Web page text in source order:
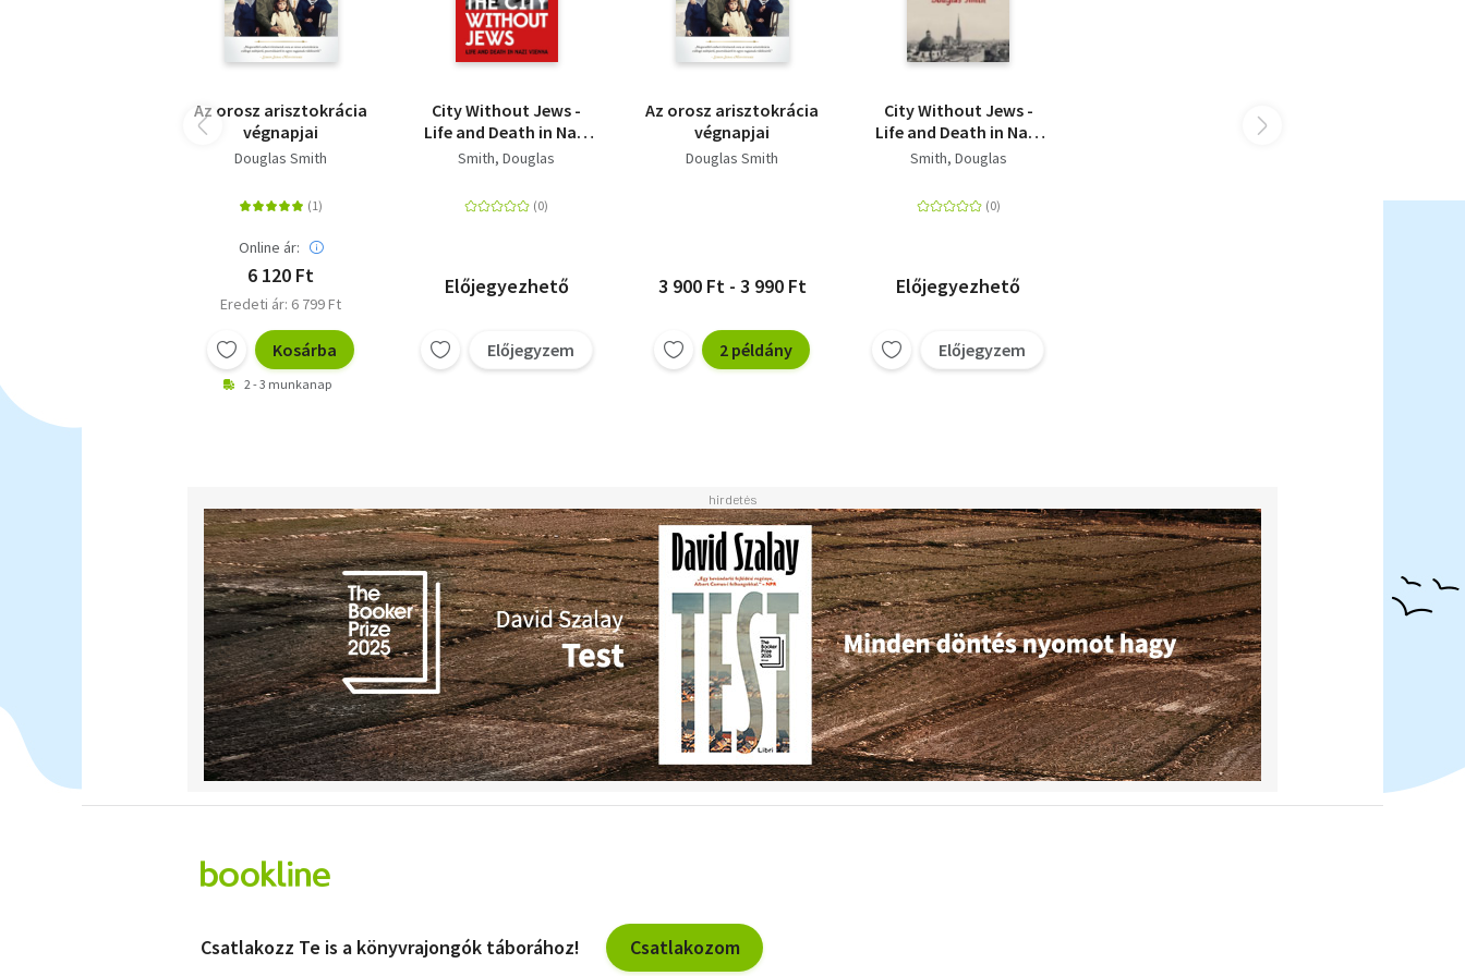
Az orosz arisztokrácia
végnapjai
Douglas Smith
Online ár:
6 120 Ft
Eredeti ár: 6 799 Ft
Kosárba
2 - 3 munkanap
City Without Jews -
Life and Death in Nazi
Vienna
Smith, Douglas
Előjegyezhető
Előjegyzem
Az orosz arisztokrácia
végnapjai
Douglas Smith
3 900 Ft - 3 990 Ft
2 példány
City Without Jews -
Life and Death in Nazi
Vienna
Smith, Douglas
Előjegyezhető
Előjegyzem
Csatlakozz Te is a könyvrajongók táborához! Csatlakozom